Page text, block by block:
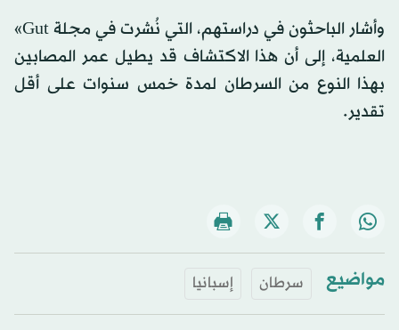
وأشار الباحثون في دراستهم، التي نُشرت في مجلة Gut»
العلمية، إلى أن هذا الاكتشاف قد يطيل عمر المصابين
بهذا النوع من السرطان لمدة خمس سنوات على أقل
تقدير.
مواضيع سرطان إسبانيا